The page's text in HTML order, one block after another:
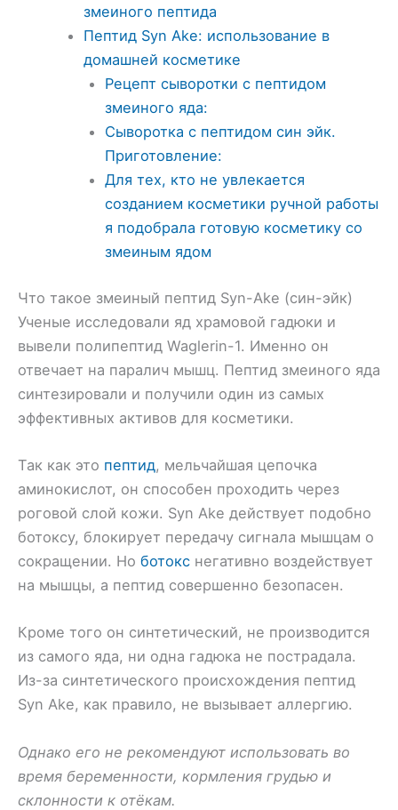
змеиного пептида
Пептид Syn Ake: использование в
домашней косметике
Рецепт сыворотки с пептидом
змеиного яда:
Сыворотка с пептидом син эйк.
Приготовление:
Для тех, кто не увлекается
созданием косметики ручной работы
я подобрала готовую косметику со
змеиным ядом
Что такое змеиный пептид Syn-Ake (син-эйк)
Ученые исследовали яд храмовой гадюки и
вывели полипептид Waglerin-1. Именно он
отвечает на паралич мышц. Пептид змеиного яда
синтезировали и получили один из самых
эффективных активов для косметики.
Так как это пептид, мельчайшая цепочка
аминокислот, он способен проходить через
роговой слой кожи. Syn Ake действует подобно
ботоксу, блокирует передачу сигнала мышцам о
сокращении. Но ботокс негативно воздействует
на мышцы, а пептид совершенно безопасен.
Кроме того он синтетический, не производится
из самого яда, ни одна гадюка не пострадала.
Из-за синтетического происхождения пептид
Syn Ake, как правило, не вызывает аллергию.
Однако его не рекомендуют использовать во
время беременности, кормления грудью и
склонности к отёкам.